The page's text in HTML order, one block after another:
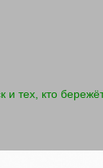
тех, кто